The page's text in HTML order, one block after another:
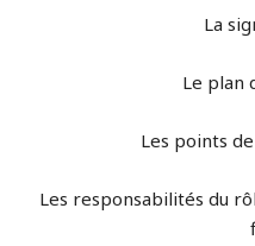
La
Le plan
Les points
Les responsabilités du